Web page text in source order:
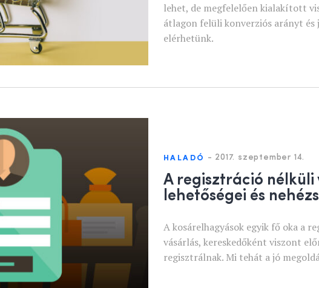
lehet, de megfelelően kialakított
átlagon felüli konverziós arányt
elérhetünk.
HALADÓ - 2017. szeptember 14.
A regisztráció nélküli
lehetőségei és
A kosárelhagyások egyik fő oka a
vásárlás, kereskedőként viszont
regisztrálnak. Mi tehát a jó